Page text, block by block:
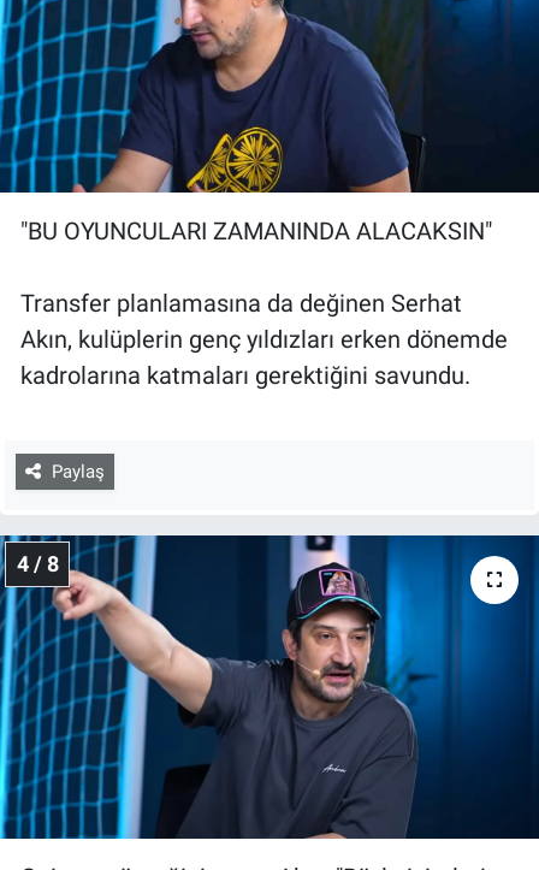
"BU OYUNCULARI ZAMANINDA ALACAKSIN"
Transfer planlamasına da değinen Serhat
Akın, kulüplerin genç yıldızları erken dönemde
kadrolarına katmaları gerektiğini savundu.
Paylaş
4 / 8